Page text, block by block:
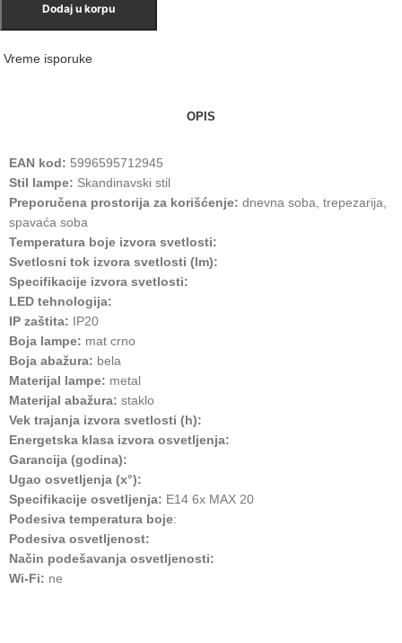
Dodaj u korpu
Vreme isporuke
OPIS
EAN kod: 5996595712945
Stil lampe: Skandinavski stil
Preporučena prostorija za korišćenje: dnevna soba, trepezarija,
spavaća soba
Temperatura boje izvora svetlosti:
Svetlosni tok izvora svetlosti (lm):
Specifikacije izvora svetlosti:
LED tehnologija:
IP zaštita: IP20
Boja lampe: mat crno
Boja abažura: bela
Materijal lampe: metal
Materijal abažura: staklo
Vek trajanja izvora svetlosti (h):
Energetska klasa izvora osvetljenja:
Garancija (godina):
Ugao osvetljenja (x°):
Specifikacije osvetljenja: E14 6x MAX 20
Podesiva temperatura boje:
Podesiva osvetljenost:
Način podešavanja osvetljenosti:
Wi-Fi: ne